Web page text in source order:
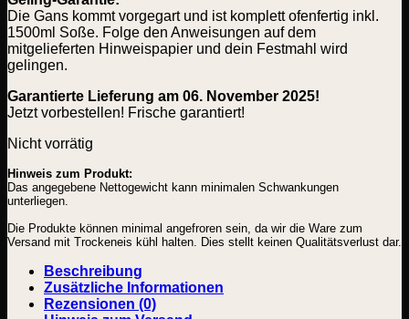
Die Gans kommt vorgegart und ist komplett ofenfertig inkl.
1500ml Soße. Folge den Anweisungen auf dem
mitgelieferten Hinweispapier und dein Festmahl wird
gelingen.
Garantierte Lieferung am 06. November 2025!
Jetzt vorbestellen! Frische garantiert!
Nicht vorrätig
Hinweis zum Produkt:
Das angegebene Nettogewicht kann minimalen Schwankungen
unterliegen.
Die Produkte können minimal angefroren sein, da wir die Ware zum
Versand mit Trockeneis kühl halten. Dies stellt keinen Qualitätsverlust dar.
Beschreibung
Zusätzliche Informationen
Rezensionen (0)